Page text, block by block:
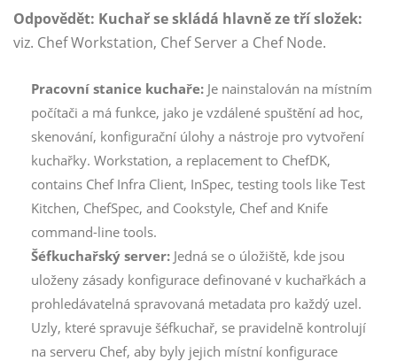
Odpovědět: Kuchař se skládá hlavně ze tří složek:
viz. Chef Workstation, Chef Server a Chef Node.
Pracovní stanice kuchaře: Je nainstalován na místním
počítači a má funkce, jako je vzdálené spuštění ad hoc,
skenování, konfigurační úlohy a nástroje pro vytvoření
kuchařky. Workstation, a replacement to ChefDK,
contains Chef Infra Client, InSpec, testing tools like Test
Kitchen, ChefSpec, and Cookstyle, Chef and Knife
command-line tools.
Šéfkuchařský server: Jedná se o úložiště, kde jsou
uloženy zásady konfigurace definované v kuchařkách a
prohledávatelná spravovaná metadata pro každý uzel.
Uzly, které spravuje šéfkuchař, se pravidelně kontrolují
na serveru Chef, aby byly jejich místní konfigurace